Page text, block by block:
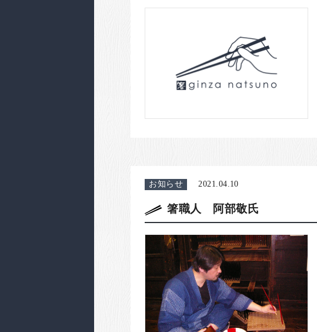
お知らせ 2021.04.10
箸職人 阿部敬氏